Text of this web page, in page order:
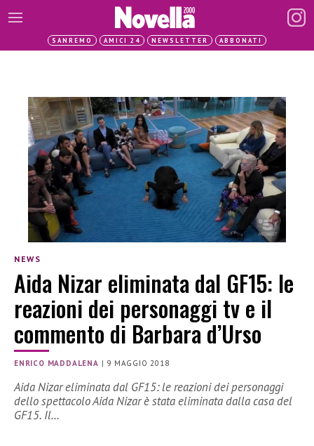
SANREMO AMICI 24 NEWSLETTER ABBONATI
NEWS
Aida Nizar eliminata dal GF15: le
reazioni dei personaggi tv e il
commento di Barbara d’Urso
ENRICO MADDALENA | 9 MAGGIO 2018
Aida Nizar eliminata dal GF15: le reazioni dei personaggi
dello spettacolo Aida Nizar è stata eliminata dalla casa del
GF15. Il…